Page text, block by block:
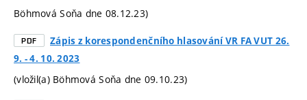
Böhmová Soňa dne 08.12.23)
PDF
Zápis z korespondenčního hlasování VR FA VUT 26.
9. - 4. 10. 2023
(vložil(a) Böhmová Soňa dne 09.10.23)